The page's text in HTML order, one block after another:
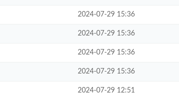
2024-07-29 15:36
2024-07-29 15:36
2024-07-29 15:36
2024-07-29 15:36
2024-07-29 12:51